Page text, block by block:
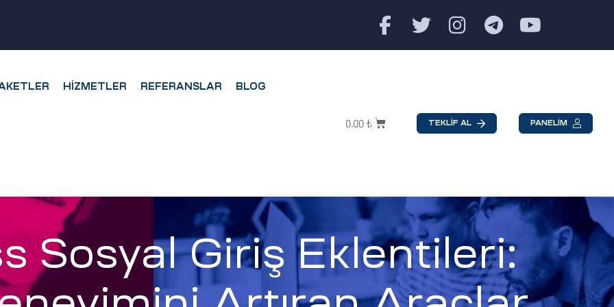
HIZMETLER REFERANSLAR BLOG
0.00 ₺ TEKLİF AL PANELİM
Sosyal Giriş Eklentileri: